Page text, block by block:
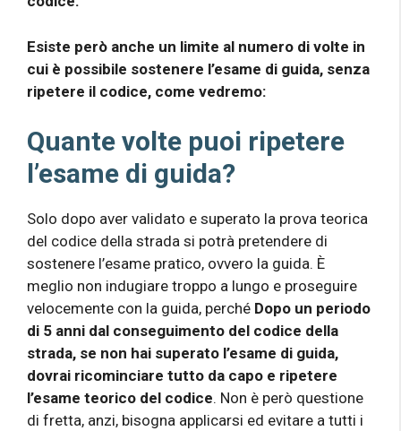
Esiste però anche un limite al numero di volte in
cui è possibile sostenere l’esame di guida, senza
ripetere il codice, come vedremo:
Quante volte puoi ripetere
l’esame di guida?
Solo dopo aver validato e superato la prova teorica
del codice della strada si potrà pretendere di
sostenere l’esame pratico, ovvero la guida. È
meglio non indugiare troppo a lungo e proseguire
velocemente con la guida, perché Dopo un periodo
di 5 anni dal conseguimento del codice della
strada, se non hai superato l’esame di guida,
dovrai ricominciare tutto da capo e ripetere
l’esame teorico del codice. Non è però questione
di fretta, anzi, bisogna applicarsi ed evitare a tutti i